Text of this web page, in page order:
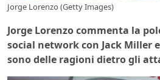
Jorge Lorenzo (Getty Images)
Jorge Lorenzo commenta la
social network con Jack Miller
sono delle ragioni dietro gli